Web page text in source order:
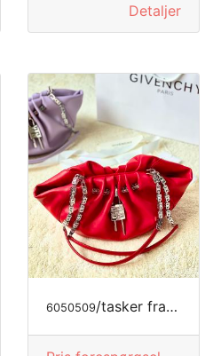
Detaljer
6050509/tasker fra GIVENCHY